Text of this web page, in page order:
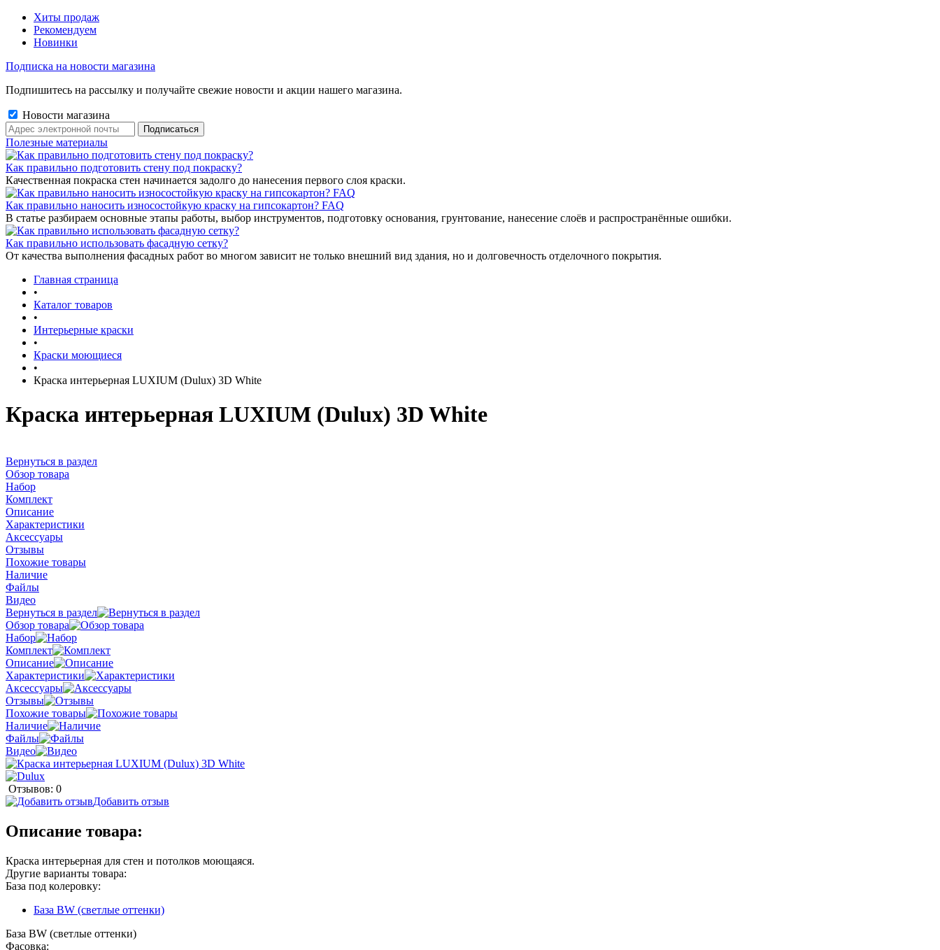
Хиты продаж
Рекомендуем
Новинки
Подписка на новости магазина
Подпишитесь на рассылку и получайте свежие новости и акции нашего магазина.
Новости магазина
Полезные материалы
Как правильно подготовить стену под покраску?
Качественная покраска стен начинается задолго до нанесения первого слоя краски.
Как правильно наносить износостойкую краску на гипсокартон? FAQ
В статье разбираем основные этапы работы, выбор инструментов, подготовку основания, грунтование, нанесение слоёв и распространённые ошибки.
Как правильно использовать фасадную сетку?
От качества выполнения фасадных работ во многом зависит не только внешний вид здания, но и долговечность отделочного покрытия.
Главная страница
•
Каталог товаров
•
Интерьерные краски
•
Краски моющиеся
•
Краска интерьерная LUXIUM (Dulux) 3D White
Краска интерьерная LUXIUM (Dulux) 3D White
Вернуться в раздел
Обзор товара
Набор
Комплект
Описание
Характеристики
Аксессуары
Отзывы
Похожие товары
Наличие
Файлы
Видео
Вернуться в раздел
Обзор товара
Набор
Комплект
Описание
Характеристики
Аксессуары
Отзывы
Похожие товары
Наличие
Файлы
Видео
Отзывов: 0
Добавить отзыв
Описание товара:
Краска интерьерная для стен и потолков моющаяся.
Другие варианты товара:
База под колеровку:
База BW (светлые оттенки)
База BW (светлые оттенки)
Фасовка: